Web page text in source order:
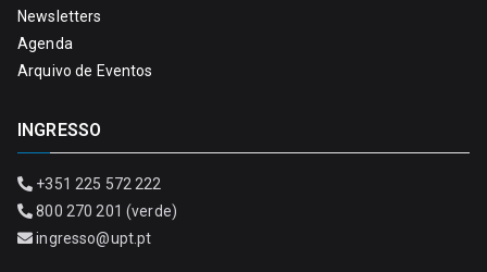
Newsletters
Agenda
Arquivo de Eventos
INGRESSO
+351 225 572 222
800 270 201 (verde)
ingresso@upt.pt